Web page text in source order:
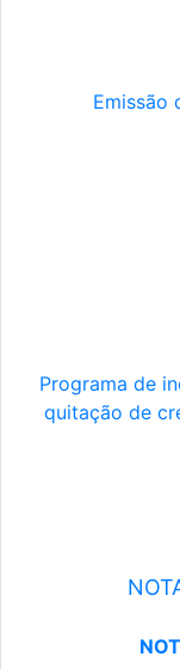
Emissão
Programa de
quitação de